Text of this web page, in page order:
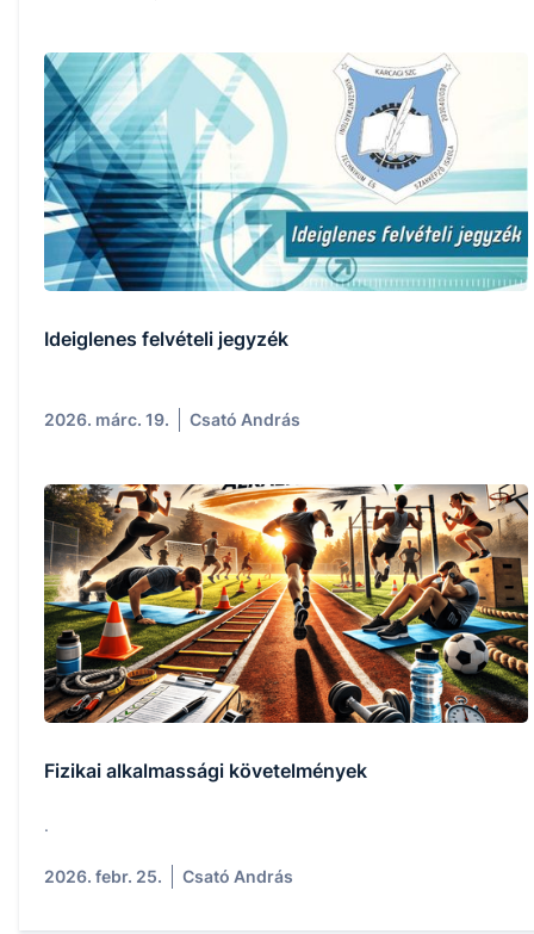
Ideiglenes felvételi jegyzék
2026. márc. 19. Csató András
Fizikai alkalmassági követelmények
.
2026. febr. 25. Csató András